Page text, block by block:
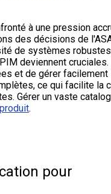
à une pression
des décisions de
de systèmes
deviennent cruciales.
et de gérer
ce qui facilite la
Gérer un vaste
.
pour